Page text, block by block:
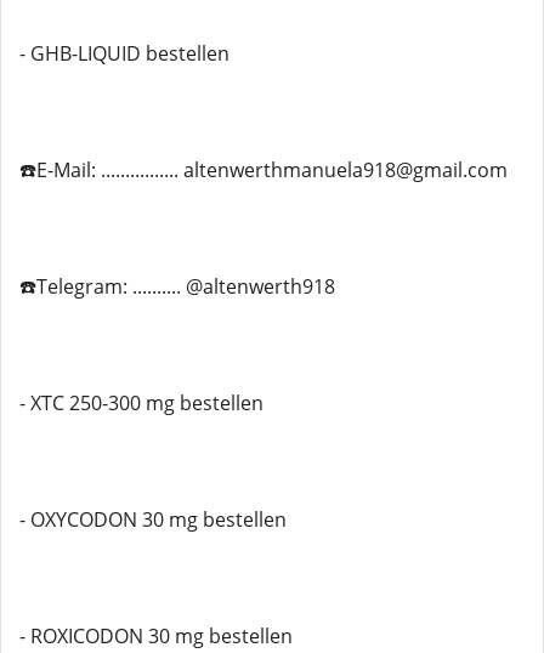
- GHB-LIQUID bestellen
☎️E-Mail: ................ altenwerthmanuela918@gmail.com
☎️Telegram: .......... @altenwerth918
- XTC 250-300 mg bestellen
- OXYCODON 30 mg bestellen
- ROXICODON 30 mg bestellen